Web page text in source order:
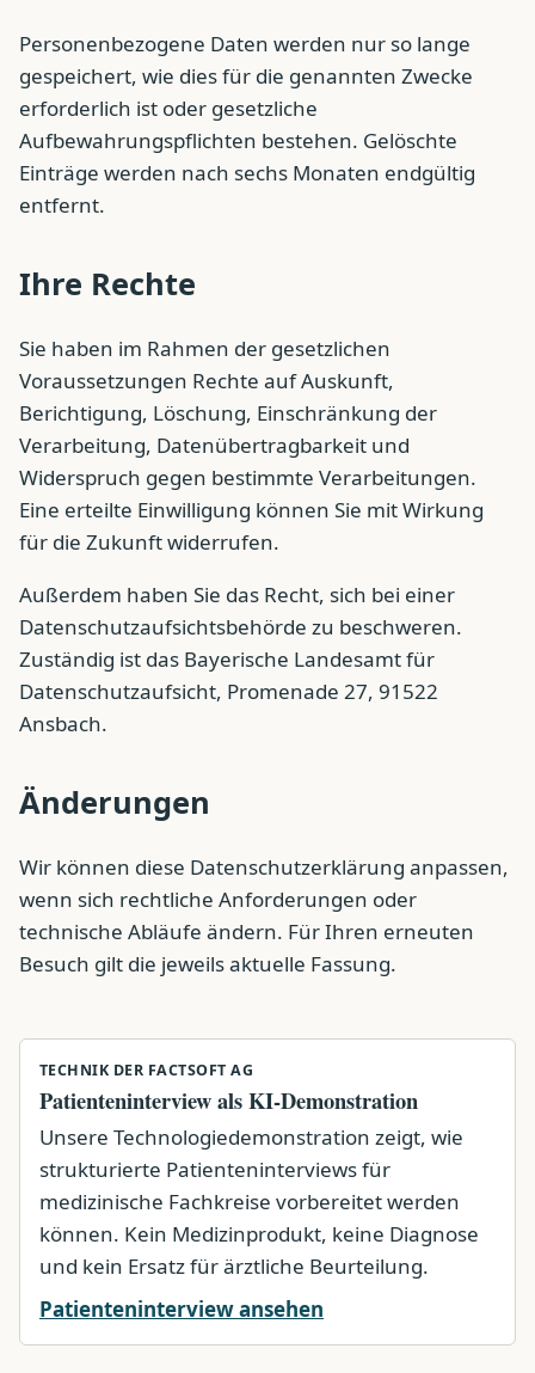
Personenbezogene Daten werden nur so lange
gespeichert, wie dies für die genannten Zwecke
erforderlich ist oder gesetzliche
Aufbewahrungspflichten bestehen. Gelöschte
Einträge werden nach sechs Monaten endgültig
entfernt.
Ihre Rechte
Sie haben im Rahmen der gesetzlichen
Voraussetzungen Rechte auf Auskunft,
Berichtigung, Löschung, Einschränkung der
Verarbeitung, Datenübertragbarkeit und
Widerspruch gegen bestimmte Verarbeitungen.
Eine erteilte Einwilligung können Sie mit Wirkung
für die Zukunft widerrufen.
Außerdem haben Sie das Recht, sich bei einer
Datenschutzaufsichtsbehörde zu beschweren.
Zuständig ist das Bayerische Landesamt für
Datenschutzaufsicht, Promenade 27, 91522
Ansbach.
Änderungen
Wir können diese Datenschutzerklärung anpassen,
wenn sich rechtliche Anforderungen oder
technische Abläufe ändern. Für Ihren erneuten
Besuch gilt die jeweils aktuelle Fassung.
TECHNIK DER FACTSOFT AG
Patienteninterview als KI-Demonstration
Unsere Technologiedemonstration zeigt, wie
strukturierte Patienteninterviews für
medizinische Fachkreise vorbereitet werden
können. Kein Medizinprodukt, keine Diagnose
und kein Ersatz für ärztliche Beurteilung.
Patienteninterview ansehen